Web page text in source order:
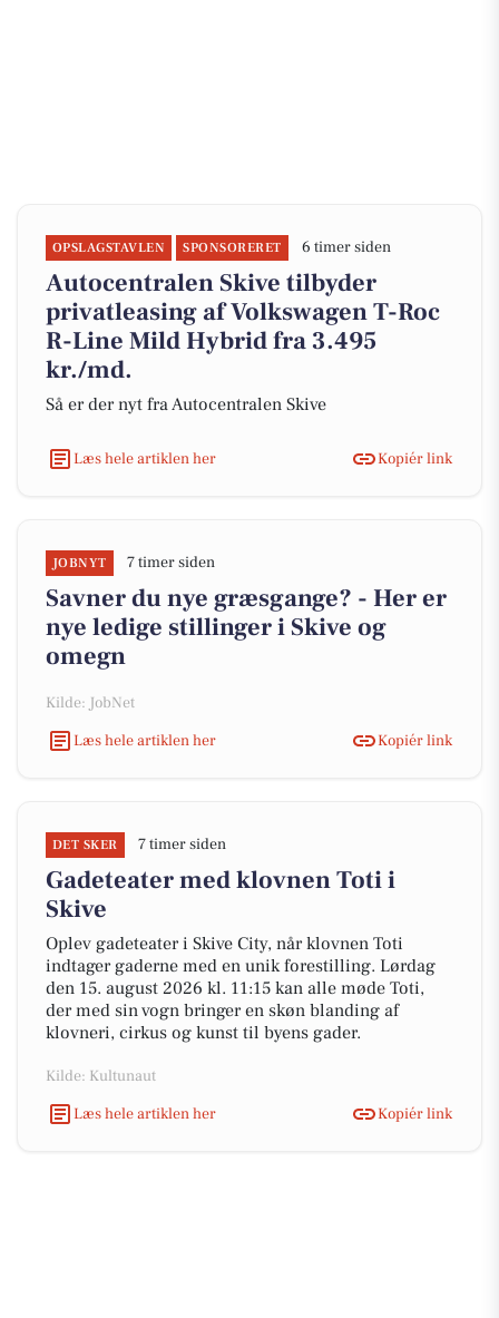
OPSLAGSTAVLEN SPONSORERET 6 timer siden
Autocentralen Skive tilbyder
privatleasing af Volkswagen T-Roc
R-Line Mild Hybrid fra 3.495
kr./md.
Så er der nyt fra Autocentralen Skive
Læs hele artiklen her Kopiér link
JOBNYT 7 timer siden
Savner du nye græsgange? - Her er
nye ledige stillinger i Skive og
omegn
Kilde: JobNet
Læs hele artiklen her
Kopiér link
DET SKER 7 timer siden
Gadeteater med klovnen Toti i
Skive
Oplev gadeteater i Skive City, når klovnen Toti
indtager gaderne med en unik forestilling. Lørdag
den 15. august 2026 kl. 11:15 kan alle møde Toti,
der med sin vogn bringer en skøn blanding af
klovneri, cirkus og kunst til byens gader.
Kilde: Kultunaut
Læs hele artiklen her
Kopiér link